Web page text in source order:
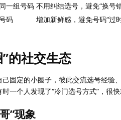
一组号码 不用纠结选号，避免“换号
码 增加新鲜感，避免号码“过
的社交生态
固定的小圈子，彼此交流选号经验
一个人发现了“冷门选号方式”，很快
”现象